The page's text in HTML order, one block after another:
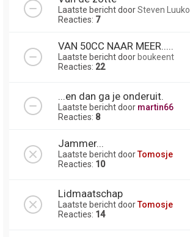
Laatste bericht doorSteven Luuko
Reacties: 7
VAN 50CC NAAR MEER.....
Laatste bericht doorboukeent
Reacties: 22
...en dan ga je onderuit.
Laatste bericht door martin66
Reacties: 8
Jammer...
Laatste bericht doorTomosje
Reacties: 10
Lidmaatschap
Laatste bericht doorTomosje
Reacties: 14